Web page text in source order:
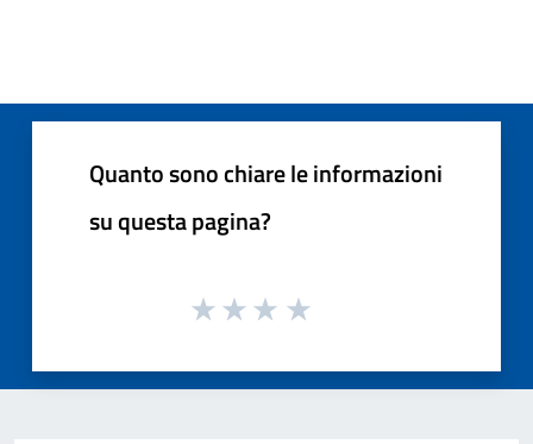
Quanto sono chiare le informazioni
su questa pagina?